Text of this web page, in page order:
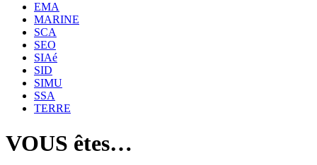
EMA
MARINE
SCA
SEO
SIAé
SID
SIMU
SSA
TERRE
VOUS êtes…